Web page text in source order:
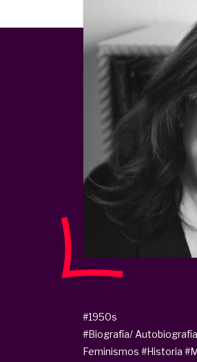
#1950s
#Biografía/
Feminismos #Historia